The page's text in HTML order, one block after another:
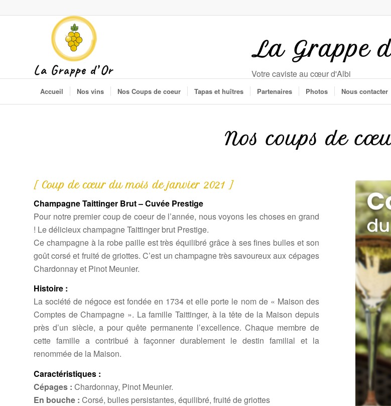
La Grappe
Votre caviste au cœur d'Albi
Accueil Nos vins Nos Coups de coeur Tapas et huîtres Partenaires Photos Nous contacter
Nos coups de
[ Coup de cœur du mois de janvier 2021 ]
Champagne Taittinger Brut – Cuvée Prestige
Pour notre premier coup de coeur de l’année, nous voyons les choses en grand
! Le délicieux champagne Taittinger brut Prestige.
Ce champagne à la robe paille est très équilibré grâce à ses fines bulles et son
goût corsé et fruité de griottes. C’est un champagne très savoureux aux cépages
Chardonnay et Pinot Meunier.
Histoire :
La société de négoce est fondée en 1734 et elle porte le nom de « Maison des
Comptes de Champagne ». La famille Taittinger, à la tête de la Maison depuis
près d’un siècle, a pour quête permanente l’excellence. Chaque membre de
cette famille a contribué à façonner durablement le destin familial et la
renommée de la Maison.
Caractéristiques :
Cépages : Chardonnay, Pinot Meunier.
En bouche : Corsé, bulles persistantes, équilibré, fruité de griottes